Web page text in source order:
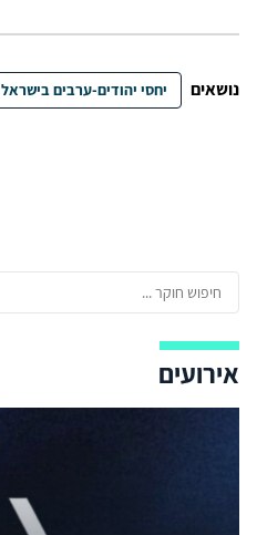
נושאים יחסי יהודים-ערבים בישראל
אירועים